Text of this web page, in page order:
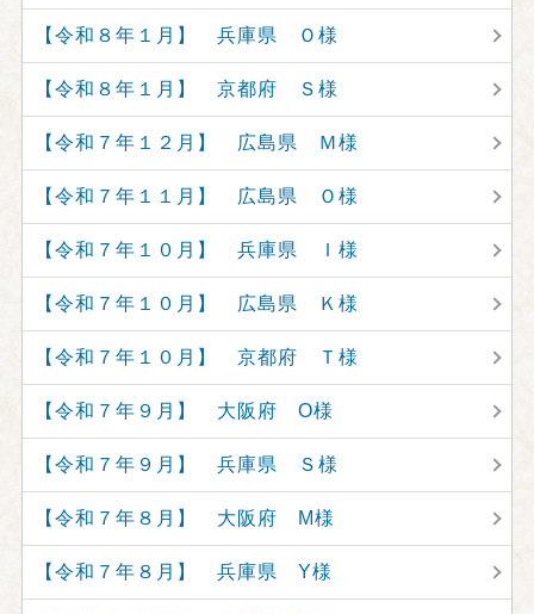
【令和８年１月】 兵庫県 Ｏ様
【令和８年１月】 京都府 Ｓ様
【令和７年１２月】 広島県 Ｍ様
【令和７年１１月】 広島県 Ｏ様
【令和７年１０月】 兵庫県 Ｉ様
【令和７年１０月】 広島県 Ｋ様
【令和７年１０月】 京都府 Ｔ様
【令和７年９月】 大阪府 O様
【令和７年９月】 兵庫県 Ｓ様
【令和７年８月】 大阪府 M様
【令和７年８月】 兵庫県 Y様